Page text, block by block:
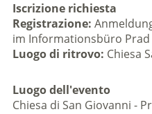
Iscrizione richiesta
Registrazione:
im Informationsbüro
Luogo di ritrovo: Chiesa
Luogo dell'evento
Chiesa di San Giovanni -